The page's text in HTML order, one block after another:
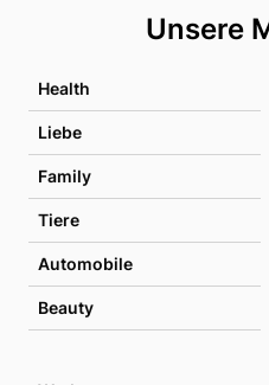
Unsere
Health
Liebe
Family
Tiere
Automobile
Beauty